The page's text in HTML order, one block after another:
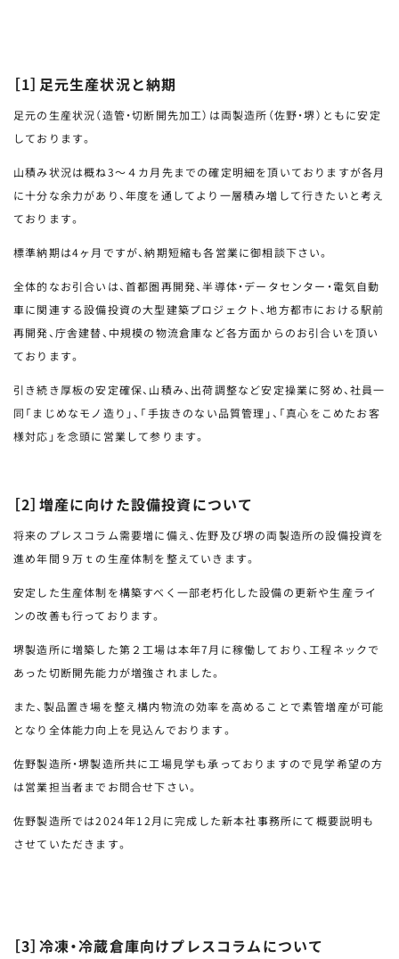
［1］足元生産状況と納期
足元の生産状況（造管・切断開先加工）は両製造所（佐野・堺）ともに安定
しております。
山積み状況は概ね3～４カ月先までの確定明細を頂いておりますが各月
に十分な余力があり、年度を通してより一層積み増して行きたいと考え
ております。
標準納期は4ヶ月ですが、納期短縮も各営業に御相談下さい。
全体的なお引合いは、首都圏再開発、半導体・データセンター・電気自動
車に関連する設備投資の大型建築プロジェクト、地方都市における駅前
再開発、庁舎建替、中規模の物流倉庫など各方面からのお引合いを頂い
ております。
引き続き厚板の安定確保、山積み、出荷調整など安定操業に努め、社員一
同「まじめなモノ造り」、「手抜きのない品質管理」、「真心をこめたお客
様対応」を念頭に営業して参ります。
［2］増産に向けた設備投資について
将来のプレスコラム需要増に備え、佐野及び堺の両製造所の設備投資を
進め年間９万ｔの生産体制を整えていきます。
安定した生産体制を構築すべく一部老朽化した設備の更新や生産ライ
ンの改善も行っております。
堺製造所に増築した第２工場は本年7月に稼働しており、工程ネックで
あった切断開先能力が増強されました。
また、製品置き場を整え構内物流の効率を高めることで素管増産が可能
となり全体能力向上を見込んでおります。
佐野製造所・堺製造所共に工場見学も承っておりますので見学希望の方
は営業担当者までお問合せ下さい。
佐野製造所では2024年12月に完成した新本社事務所にて概要説明も
させていただきます。
［3］冷凍・冷蔵倉庫向けプレスコラムについて